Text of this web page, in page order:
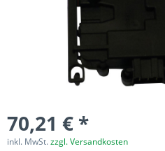
70,21 € *
inkl. MwSt.zzgl. Versandkosten